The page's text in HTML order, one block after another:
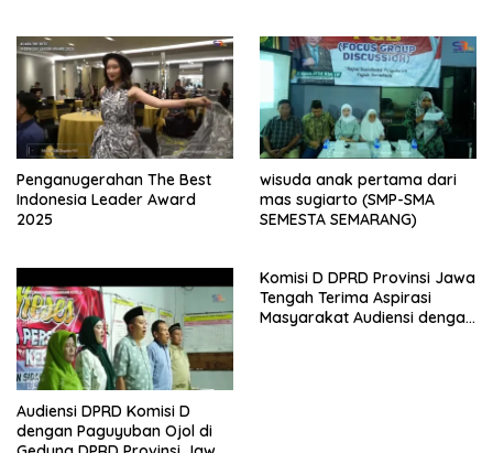
Penganugerahan The Best
Indonesia Leader Award
2025
wisuda anak pertama dari
mas sugiarto (SMP-SMA
SEMESTA SEMARANG)
Audiensi DPRD Komisi D
dengan Paguyuban Ojol di
Komisi D DPRD Provinsi Jawa
Tengah Terima Aspirasi
Masyarakat Audiensi dengan